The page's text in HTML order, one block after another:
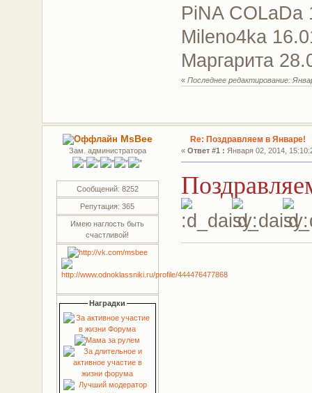
PiNA COLaDa
Mileno4ka
Маргарита
«Последнее редактирование:
MsBee
Зам. администратора
Сообщений: 8252
Репутация: 365
Имею наглость быть
счастливой!
Наградки
Re: Поздравляем в Январе!
«Ответ #1 : Января 02, 2014,